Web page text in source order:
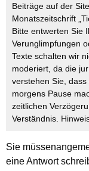
Beiträge auf der
Monatszeitschrift
Bitte entwerten Sie
Verunglimpfungen
Texte schalten wir
moderiert, da die
verstehen Sie,
morgens Pause
zeitlichen
Verständnis.
Sie müssen
eine Antwort